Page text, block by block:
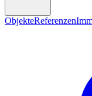
ObjekteReferenzen